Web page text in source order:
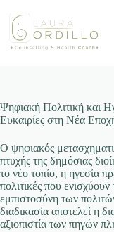
content
Ψηφιακή Πολιτική και
Ευκαιρίες στη Νέα
Ο ψηφιακός
πτυχής της δημόσιας
το νέο τοπίο, η ηγεσία
πολιτικές που
εμπιστοσύνη των
διαδικασία αποτελεί η
αξιοπιστία των πηγών